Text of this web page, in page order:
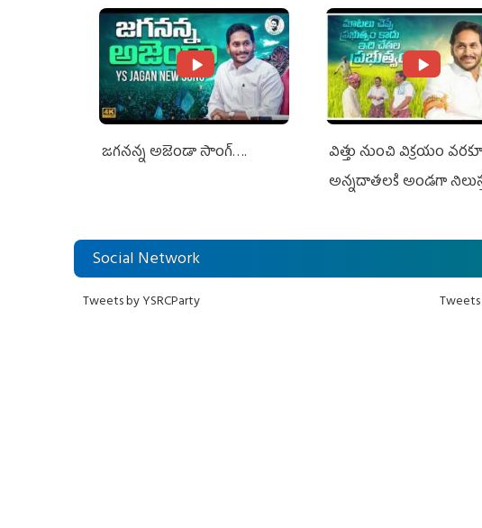
జగనన్న అజెండా సాంగ్….
విత్తు నుంచి విక్రయం వరకూ
అన్నదాతలకి అండగా
Social Network
Tweets by YSRCParty